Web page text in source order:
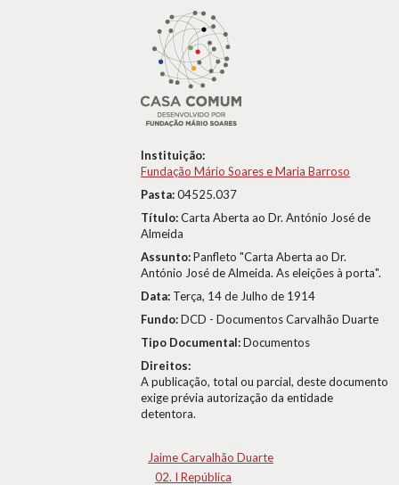
Instituição:
Fundação Mário Soares e Maria Barroso
Pasta:04525.037
Título:Carta Aberta ao Dr. António José de
Almeida
Assunto:Panfleto "Carta Aberta ao Dr.
António José de Almeida. As eleições à porta".
Data: Terça, 14 de Julho de 1914
Fundo:DCD - Documentos Carvalhão Duarte
Tipo Documental:Documentos
Direitos:
A publicação, total ou parcial, deste documento
exige prévia autorização da entidade
detentora.
Jaime Carvalhão Duarte
02. I República